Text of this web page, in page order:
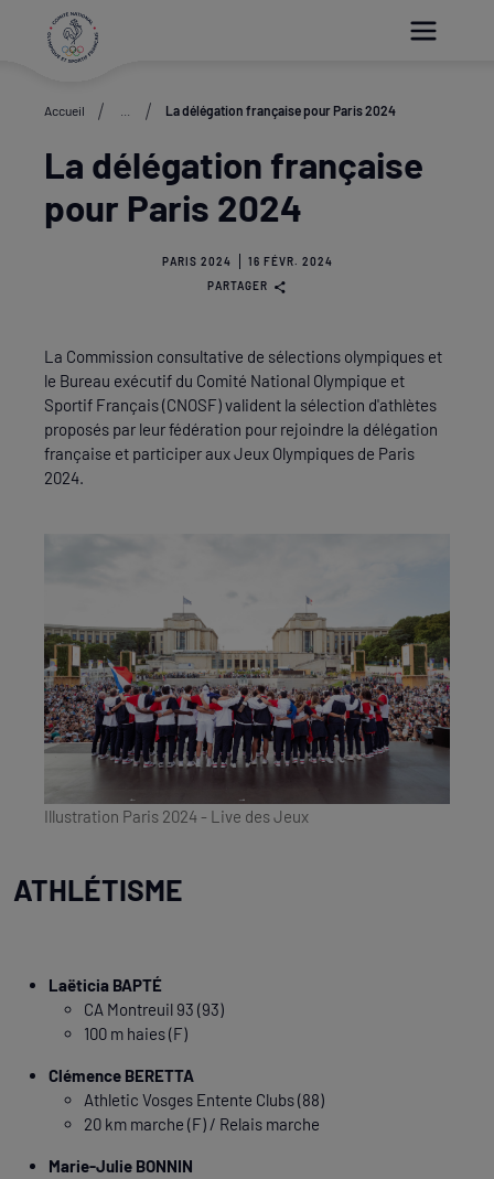
Accueil La délégation française pour Paris 2024
La délégation française
pour Paris 2024
PARIS 2024
16 FÉVR. 2024
PARTAGER
La Commission consultative de sélections olympiques et
le Bureau exécutif du Comité National Olympique et
Sportif Français (CNOSF) valident la sélection d'athlètes
proposés par leur fédération pour rejoindre la délégation
française et participer aux Jeux Olympiques de Paris
2024.
Illustration Paris 2024 - Live des Jeux
ATHLÉTISME
Laëticia BAPTÉ
CA Montreuil 93 (93)
100 m haies (F)
Clémence BERETTA
Athletic Vosges Entente Clubs (88)
20 km marche (F) / Relais marche
Marie-Julie BONNIN
Paramétrer les cookies